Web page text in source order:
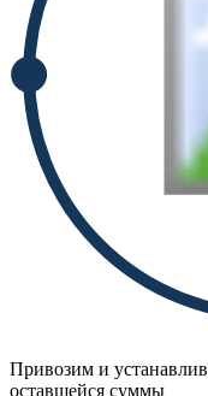
Привозим и
оставшейся суммы